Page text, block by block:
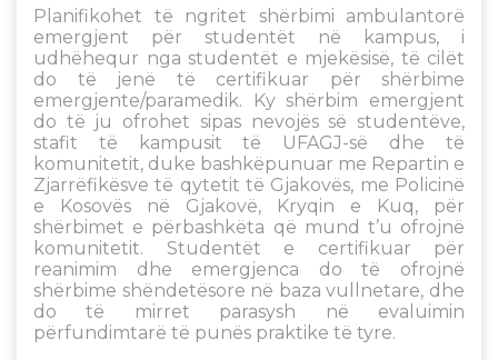
Planifikohet të ngritet shërbimi ambulantorë
emergjent për studentët në kampus, i
udhëhequr nga studentët e mjekësisë, të cilët
do të jenë të certifikuar për shërbime
emergjente/paramedik. Ky shërbim emergjent
do të ju ofrohet sipas nevojës së studentëve,
stafit të kampusit të UFAGJ-së dhe të
komunitetit, duke bashkëpunuar me Repartin e
Zjarrëfikësve të qytetit të Gjakovës, me Policinë
e Kosovës në Gjakovë, Kryqin e Kuq, për
shërbimet e përbashkëta që mund t’u ofrojnë
komunitetit. Studentët e certifikuar për
reanimim dhe emergjenca do të ofrojnë
shërbime shëndetësore në baza vullnetare, dhe
do të mirret parasysh në evaluimin
përfundimtarë të punës praktike të tyre.